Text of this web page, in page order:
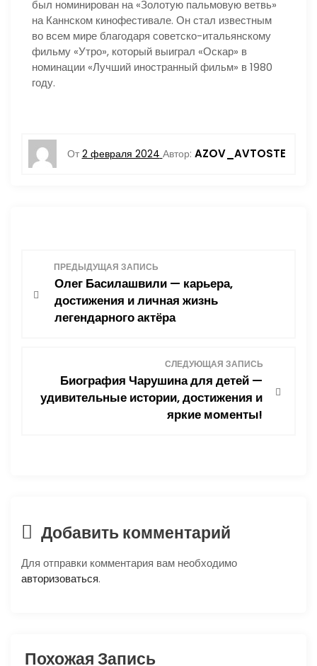
был номинирован на «Золотую пальмовую ветвь»
на Каннском кинофестивале. Он стал известным
во всем мире благодаря советско-итальянскому
фильму «Утро», который выиграл «Оскар» в
номинации «Лучший иностранный фильм» в 1980
году.
От 2 февраля 2024 Автор: AZOV_AVTOSTE
я
п
о
а
ПРЕДЫДУЩАЯ ЗАПИСЬ
Олег Басилашвили — карьера,
достижения и личная жизнь
легендарного актёра
СЛЕДУЮЩАЯ ЗАПИСЬ
Биография Чарушина для детей —
удивительные истории, достижения и
яркие моменты!
Добавить комментарий
Для отправки комментария вам необходимо
авторизоваться.
Похожая Запись